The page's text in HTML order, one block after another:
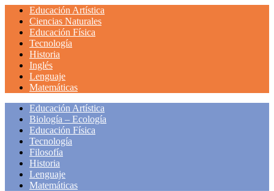
Educación Artística
Ciencias Naturales
Educación Física
Tecnología
Historia
Inglés
Lenguaje
Matemáticas
Educación Artística
Biología – Ecología
Educación Física
Tecnología
Filosofía
Historia
Lenguaje
Matemáticas